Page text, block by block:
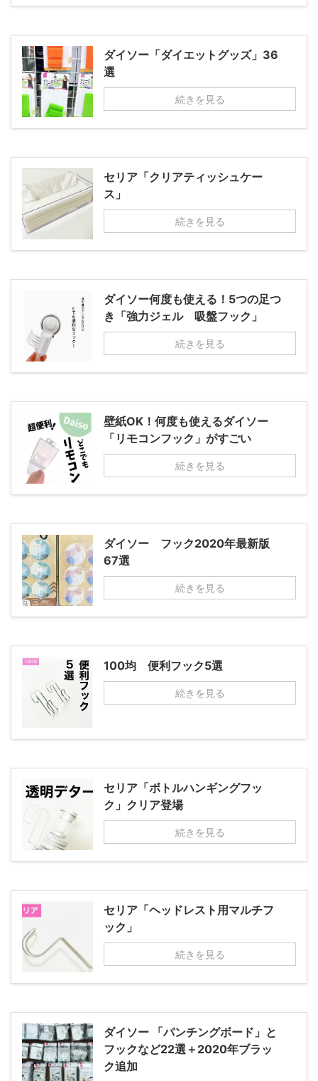
ダイソー「ダイエットグッズ」36
選
続きを見る
セリア「クリアティッシュケー
ス」
続きを見る
ダイソー何度も使える！5つの足つ
き「強力ジェル 吸盤フック」
続きを見る
壁紙OK！何度も使えるダイソー
「リモコンフック」がすごい
続きを見る
ダイソー フック2020年最新版
67選
続きを見る
100均 便利フック5選
続きを見る
セリア「ボトルハンギングフッ
ク」クリア登場
続きを見る
セリア「ヘッドレスト用マルチフ
ック」
続きを見る
ダイソー 「パンチングボード」と
フックなど22選＋2020年ブラッ
ク追加